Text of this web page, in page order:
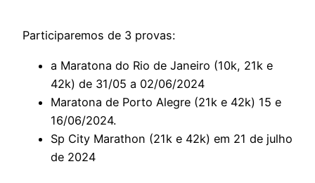
Participaremos de 3 provas:
a Maratona do Rio de Janeiro (10k, 21k e
42k) de 31/05 a 02/06/2024
Maratona de Porto Alegre (21k e 42k) 15 e
16/06/2024.
Sp City Marathon (21k e 42k) em 21 de julho
de 2024